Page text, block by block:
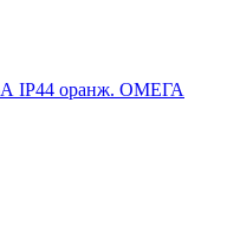
IP44 оранж. ОМЕГА